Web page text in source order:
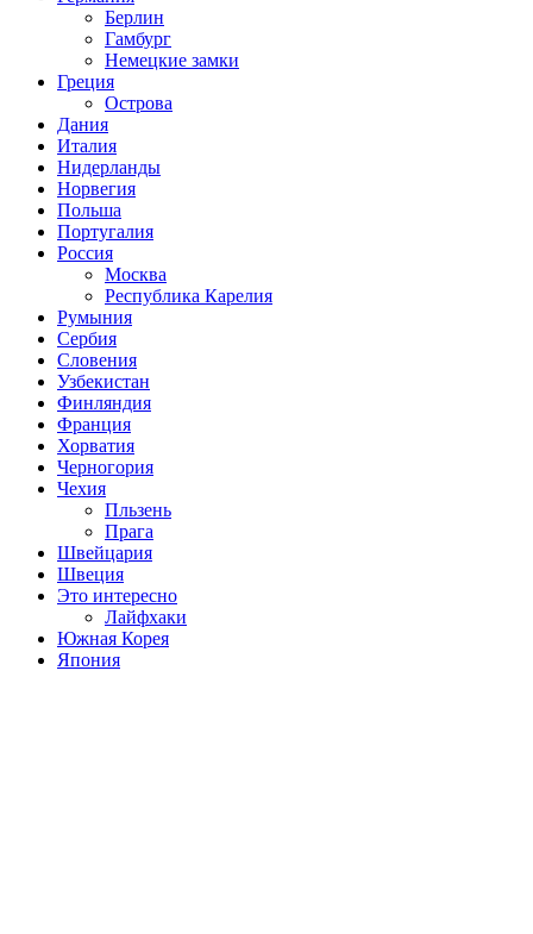
Берлин
Гамбург
Немецкие замки
Греция
Острова
Дания
Италия
Нидерланды
Норвегия
Польша
Португалия
Россия
Москва
Республика Карелия
Румыния
Сербия
Словения
Узбекистан
Финляндия
Франция
Хорватия
Черногория
Чехия
Пльзень
Прага
Швейцария
Швеция
Это интересно
Лайфхаки
Южная Корея
Япония